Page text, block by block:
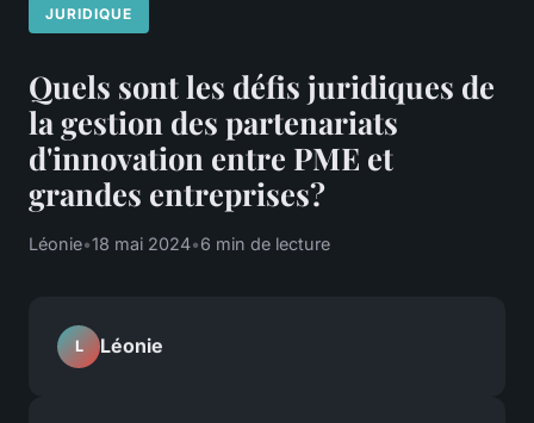
JURIDIQUE
Quels sont les défis juridiques de
la gestion des partenariats
d'innovation entre PME et
grandes entreprises?
Léonie•18 mai 2024•6 min de lecture
L Léonie